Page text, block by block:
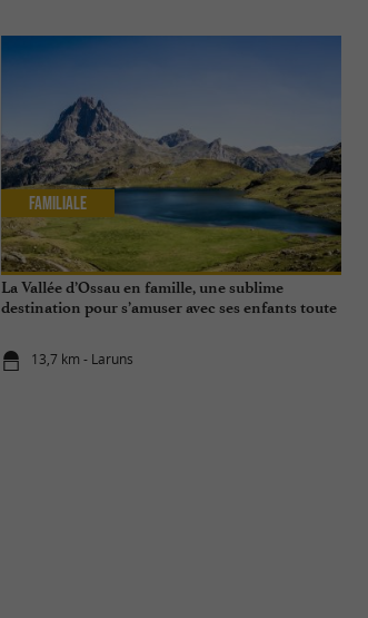
La Vallée d’Ossau en famille, une sublime
destination pour s’amuser avec ses enfants toute
13,7 km - Laruns
Familiale